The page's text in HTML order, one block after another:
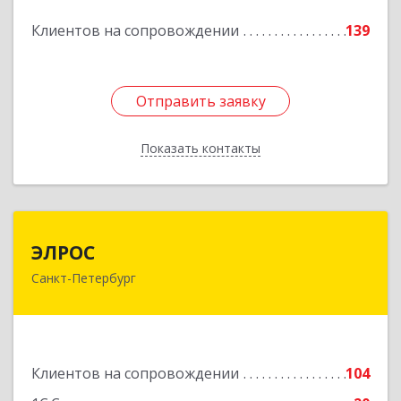
Клиентов на сопровождении 139
Отправить заявку
Показать контакты
Подробнее
Отправить заявку
Назад
ЭЛРОС
Санкт-Петербург
Клиентов на сопровождении
104
191024, Санкт-Петербург г, Тележная ул, дом №